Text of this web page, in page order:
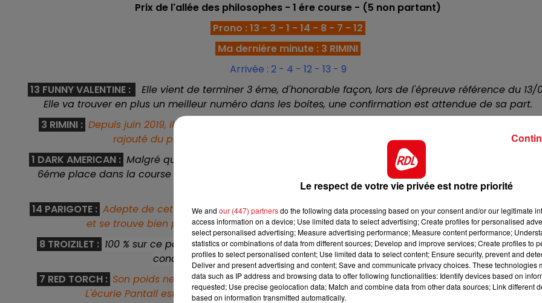
END
Prix de l'allée des philosophes - 1 ére course - (5 non partant)
Prono : 13 - 3 - 1 - 14 - 8 - 7 - 12
Ma derniére minute : 3 RIMINI
Arrivée : 2 - 4 - 12 - 13 - 9
13 FUNNY VALENTINE :
Elle vient de terminer 3 éme, d'honorable façon, lors de l'épreuve référence du 13/
Elle va trouver en plus un meilleur numéro dans les boites, une confirmation est attendue de sa part.
3 RIMINI : Depuis juin 2019, il ne court que des quintés, avec une certaine réussite. Le handicapeur lui a
rajouté du plombs mais il le porte bien, sa chance est de premier ordre.
1 DARK AMERICAN : Malgré qu'il a été peu vu l'an dernier, il a réussi à enlever une épreuve de ce genre. Sa
6éme place dans la course réfèrence n'est pas passée inappercue, et devrait ici gagner quelque rang
supplémentaire.
14 PARIGOTE : Adepte de cette distance où elle ne cesse de se distinguer, elle apprécie également la
et se trouve bien placé dans le bas de tableau. C'est une bonne chance d'oustider
8 TROIZILET : 100 % sur ce parcours, il vient par deux fois d'en faire l'arrivée cette année. Il est en bonne
condition et sera un concurrent à glisser sur les tickets.
7 RED TORCH : Son poids ne fait que de baisser dans les handicaps, et arrive ici en faisant une rentrée.
L'écurie Pantall est en forme, et il pourrait bien en profiter pour prendre un accessit.
Le respect de votre vie privée est notre priorité
We and our (447) partnersdo the following data processing based on your consent and/or our legitimate
access information on a device; Use limited data to select advertising; Create profiles for personalised
select personalised advertising; Measure advertising performance; Measure content performance;
statistics or combinations of data from different sources; Develop and improve services; Create profiles to
profiles to select personalised content; Use limited data to select content; Ensure security, prevent and
Deliver and present advertising and content; Save and communicate privacy choices. These technologies
data such as IP address and browsing data to offer following functionalities: Identify devices based on
requested; Use precise geolocation data; Match and combine data from other data sources; Link different
based on information transmitted automatically.